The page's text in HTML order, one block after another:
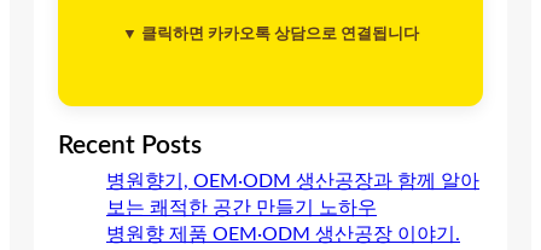
▼ 클릭하면 카카오톡 상담으로 연결됩니다
Recent Posts
병원향기, OEM·ODM 생산공장과 함께 알아
보는 쾌적한 공간 만들기 노하우
병원향 제품 OEM·ODM 생산공장 이야기.